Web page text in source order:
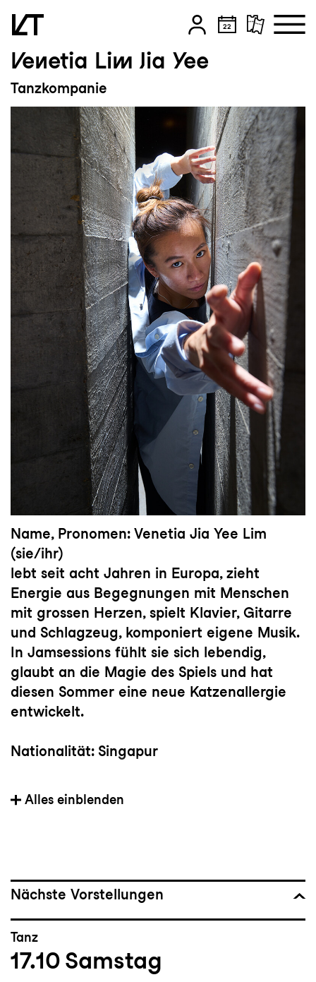
Zum Hauptinhalt springen
Zum Footer springen
Venetia Lim Jia Yee
Tanzkompanie
Name, Pronomen: Venetia Jia Yee Lim
(sie/ihr)
lebt seit acht Jahren in Europa, zieht
Energie aus Begegnungen mit Menschen
mit grossen Herzen, spielt Klavier, Gitarre
und Schlagzeug, komponiert eigene Musik.
In Jamsessions fühlt sie sich lebendig,
glaubt an die Magie des Spiels und hat
diesen Sommer eine neue Katzenallergie
entwickelt.
Nationalität: Singapur
Mitglied der Tanzkompanie seit: 2023
Wichtige Choreograf:innen: Akram Khan,
Pite, Rafael Bonachela, Alexander Ekman,
Dominique Dumais
Alles einblenden
Nächste Vorstellungen
Tanz
17.10 Samstag